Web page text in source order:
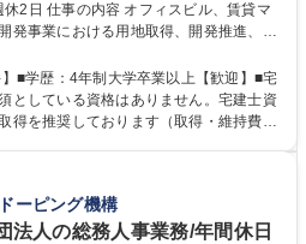
ル、賃貸マ
発事業における用地取得、開発推進、賃
を行う営業部門において事務業務を担当
払業務（各種費用支払、支払管理、請
ター申請対応）・予算作成及び予実管
募集職種 【営業事務】
時間10H/完全週休2日
■学歴：4年制大学卒業以上【歓迎】■宅
としている資格はありません。宅建士資
得を推奨しております（取得・維持費用
を厭わず、粘り強く業務に取り組める
係を構築でき、期限を意識したスケジュ
他部署（営業部門、コーポレート部門）
ーピング機構
法人の総務人事業務/年間休日